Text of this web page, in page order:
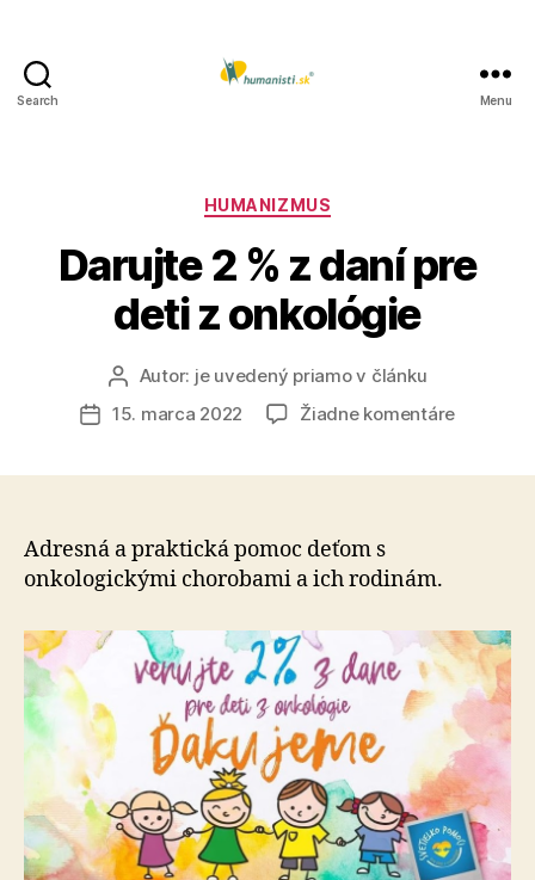
Search Menu
Kategórie
HUMANIZMUS
Darujte 2 % z daní pre
deti z onkológie
Autor
článku
Autor: je uvedený priamo v článku
Dátum
15. marca 2022 Žiadne komentárena
onkológie
Adresná a praktická pomoc deťom s
onkologickými chorobami a ich rodinám.